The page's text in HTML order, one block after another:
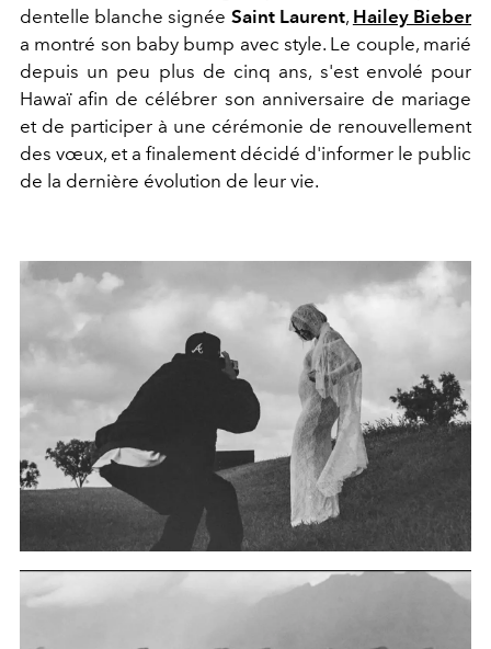
dentelle blanche signée Saint Laurent, Hailey Bieber
a montré son baby bump avec style. Le couple, marié
depuis un peu plus de cinq ans, s'est envolé pour
Hawaï afin de célébrer son anniversaire de mariage
et de participer à une cérémonie de renouvellement
des vœux, et a finalement décidé d'informer le public
de la dernière évolution de leur vie.